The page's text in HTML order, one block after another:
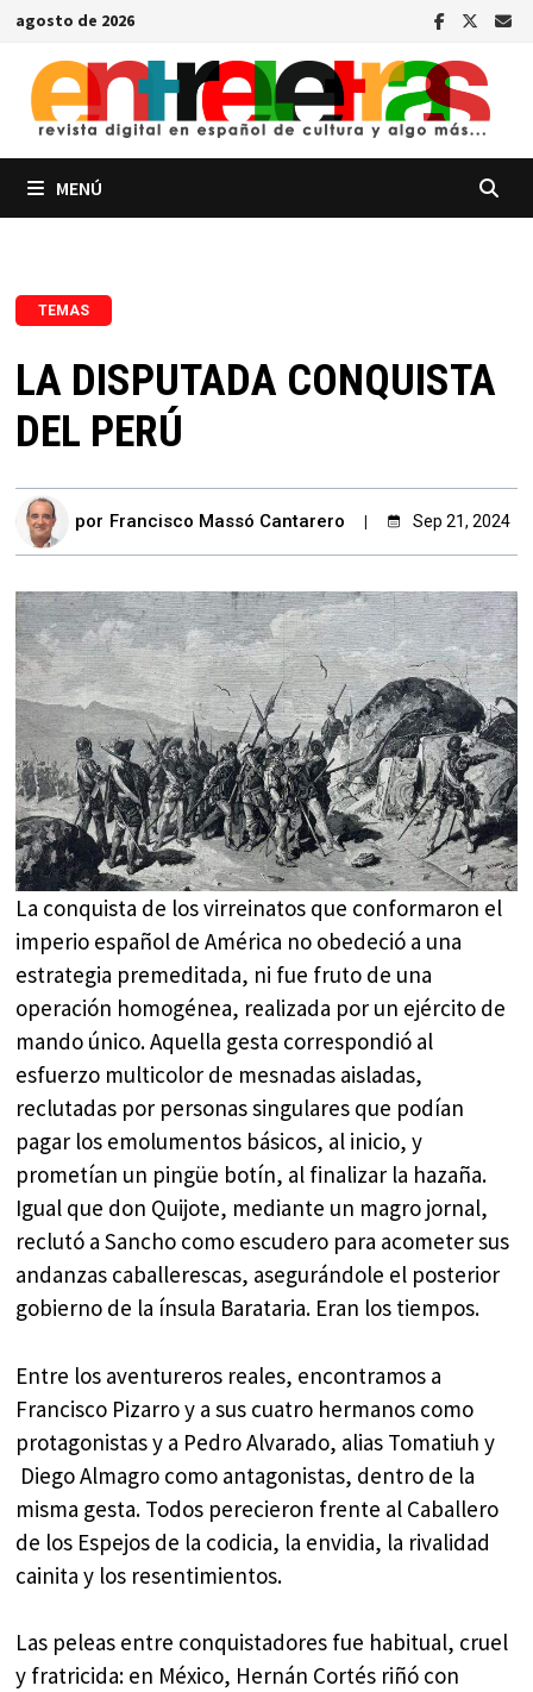
Saltar
contenido
agosto de 2026
MENÚ
TEMAS
LA DISPUTADA CONQUISTA
DEL PERÚ
por Francisco Massó Cantarero Sep 21, 2024
La conquista de los virreinatos que conformaron el
imperio español de América no obedeció a una
estrategia premeditada, ni fue fruto de una
operación homogénea, realizada por un ejército de
mando único. Aquella gesta correspondió al
esfuerzo multicolor de mesnadas aisladas,
reclutadas por personas singulares que podían
pagar los emolumentos básicos, al inicio, y
prometían un pingüe botín, al finalizar la hazaña.
Igual que don Quijote, mediante un magro jornal,
reclutó a Sancho como escudero para acometer sus
andanzas caballerescas, asegurándole el posterior
gobierno de la ínsula Barataria. Eran los tiempos.
Entre los aventureros reales, encontramos a
Francisco Pizarro y a sus cuatro hermanos como
protagonistas y a Pedro Alvarado, alias Tomatiuh y
Diego Almagro como antagonistas, dentro de la
misma gesta. Todos perecieron frente al Caballero
de los Espejos de la codicia, la envidia, la rivalidad
cainita y los resentimientos.
Las peleas entre conquistadores fue habitual, cruel
y fratricida: en México, Hernán Cortés riñó con